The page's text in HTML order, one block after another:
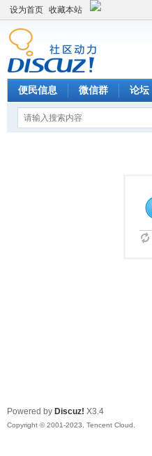
设为首页 收藏本站
便民信息 微信群 论坛
Powered by Discuz! X3.4
Copyright © 2001-2023, Tencent Cloud.